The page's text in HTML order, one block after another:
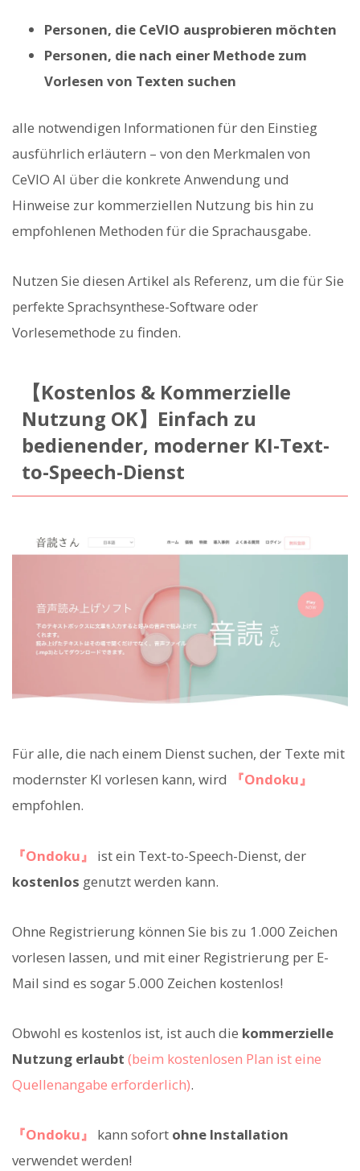
Personen, die CeVIO ausprobieren möchten
Personen, die nach einer Methode zum
Vorlesen von Texten suchen
alle notwendigen Informationen für den Einstieg
ausführlich erläutern – von den Merkmalen von
CeVIO AI über die konkrete Anwendung und
Hinweise zur kommerziellen Nutzung bis hin zu
empfohlenen Methoden für die Sprachausgabe.
Nutzen Sie diesen Artikel als Referenz, um die für Sie
perfekte Sprachsynthese-Software oder
Vorlesemethode zu finden.
【Kostenlos & Kommerzielle
Nutzung OK】Einfach zu
bedienender, moderner KI-Text-
to-Speech-Dienst
Für alle, die nach einem Dienst suchen, der Texte mit
modernster KI vorlesen kann, wird
『Ondoku』
empfohlen.
『Ondoku』
ist ein Text-to-Speech-Dienst, der
kostenlos genutzt werden kann.
Ohne Registrierung können Sie bis zu 1.000 Zeichen
vorlesen lassen, und mit einer Registrierung per E-
Mail sind es sogar 5.000 Zeichen kostenlos!
Obwohl es kostenlos ist, ist auch die kommerzielle
Nutzung erlaubt (beim kostenlosen Plan ist eine
Quellenangabe erforderlich).
『Ondoku』 kann sofort ohne Installation
verwendet werden!